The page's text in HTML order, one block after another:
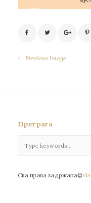
← Previous Image
Претрага
Сва права задржана©